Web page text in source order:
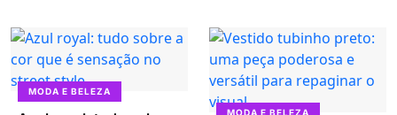
MODA E BELEZA
MODA E BELEZA